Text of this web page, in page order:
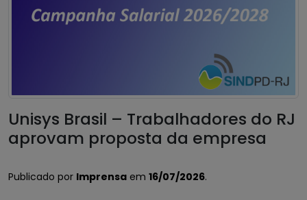
Unisys Brasil – Trabalhadores do RJ
aprovam proposta da empresa
Publicado por Imprensa em 16/07/2026.